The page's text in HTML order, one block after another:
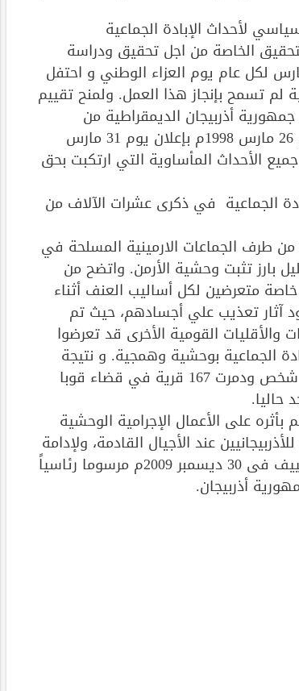
لأحداث الإبادة الجماعية
الخاصة من اجل تحقيق ودراسة
الكبرى التي ارتكبها الأرمن، و كما قامت الحكومة بإعلان 31 مارس لكل عام يوم العزاء الوطني و احتفل
الشعبية لم تسمح بإنجاز هذا العمل. ولمنح تقييم
أذربيجان الديمقراطية من
تنفيذها، قرر الزعيم القومي الأذربيجاني حيدر علييف بعد 80 عاما فى 26 مارس 1998م بإعلان يوم 31 مارس
الأحداث المأساوية التي ارتكبت بحق
الجماعية في ذكرى عشرات الآلاف من
من طرف الجماعات الارمينية المسلحة في
مرة أخرى أن المقبرة الجماعية في مدينة قوبا عام 2007 دليل بارز تثبت وحشية الأرمن. واتضح من
متعرضين لكل أساليب العنف أثناء
على قوبا عام 1918 ، تشير إلي وجود آثار تعذيب علي أجسادهم، حيث تم
والأقليات القومية الأخرى قد تعرضوا
الجماعية بوحشية وهمجية. و نتيجة
ذالك هجوم الأرمن المسلح قتل بصورة وحشية خاصة أكثر من 16 ألف شخص ودمرت 167 قرية في قضاء قوبا
على الأعمال الإجرامية الوحشية
عند الأجيال القادمة، ولإدامة
ذكرى ضحايا الإبادة الجماعية، أصدر رئيس جمهورية أذربيجان إلهام علييف فى 30 ديسمبر 2009م مرسوما رئاسياً
أذربيجان.